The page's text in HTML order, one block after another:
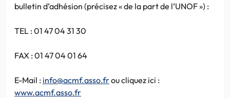
bulletin d’adhésion (précisez « de la part de l’UNOF ») :
TEL : 01 47 04 31 30
FAX : 01 47 04 01 64
E-Mail : info@acmf.asso.frou cliquez ici :
www.acmf.asso.fr